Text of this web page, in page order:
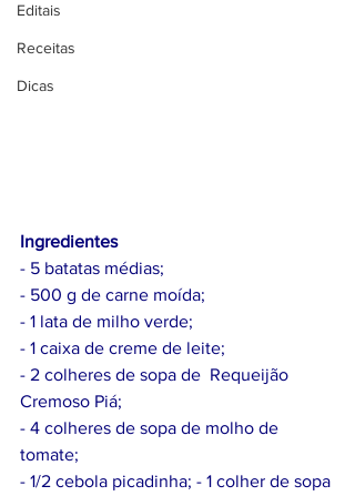
Editais
Receitas
Dicas
Ingredientes
- 5 batatas médias;
- 500 g de carne moída;
- 1 lata de milho verde;
- 1 caixa de creme de leite;
- 2 colheres de sopa de  Requeijão
Cremoso Piá;
- 4 colheres de sopa de molho de
tomate;
- 1/2 cebola picadinha; - 1 colher de sopa